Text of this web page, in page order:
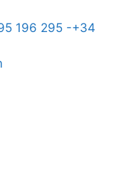
196 295 -+34